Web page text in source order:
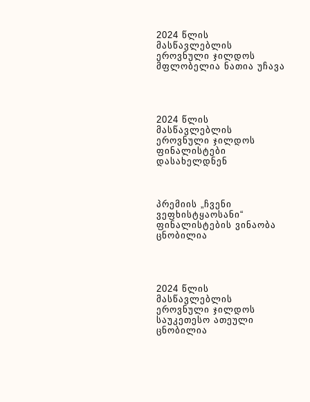
2024 წლის
მასწავლებლის
ეროვნული ჯილდოს
მფლობელია ნათია უჩავა
2024 წლის
მასწავლებლის
ეროვნული ჯილდოს
ფინალისტები
დასახელდნენ
პრემიის „ჩვენი
ვეფხისტყაოსანი“
ფინალისტების ვინაობა
ცნობილია
2024 წლის
მასწავლებლის
ეროვნული ჯილდოს
საუკეთესო ათეული
ცნობილია